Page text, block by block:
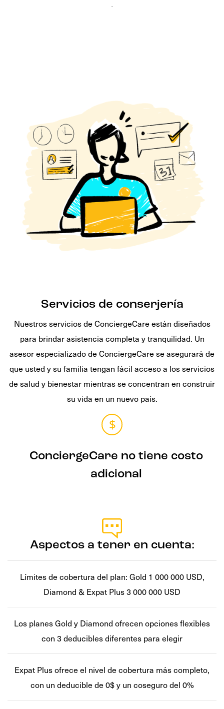
.
Servicios de conserjería
Nuestros servicios de ConciergeCare están diseñados
para brindar asistencia completa y tranquilidad. Un
asesor especializado de ConciergeCare se asegurará de
que usted y su familia tengan fácil acceso a los servicios
de salud y bienestar mientras se concentran en construir
su vida en un nuevo país.
ConciergeCare no tiene costo
adicional
Aspectos a tener en cuenta:
Límites de cobertura del plan: Gold 1 000 000 USD,
Diamond & Expat Plus 3 000 000 USD
Los planes Gold y Diamond ofrecen opciones flexibles
con 3 deducibles diferentes para elegir
Expat Plus ofrece el nivel de cobertura más completo,
con un deducible de 0$ y un coseguro del 0%